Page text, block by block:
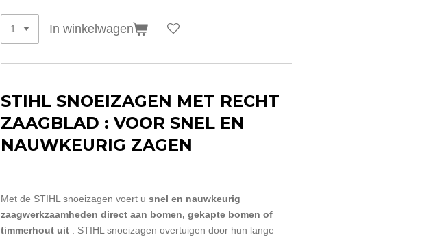
In winkelwagen
STIHL SNOEIZAGEN MET RECHT
ZAAGBLAD : VOOR SNEL EN
NAUWKEURIG ZAGEN
Met de STIHL snoeizagen voert u snel en nauwkeurig
zaagwerkzaamheden direct aan bomen, gekapte bomen of
timmerhout uit
. STIHL snoeizagen overtuigen door hun lange